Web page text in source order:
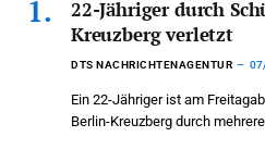
22-Jähriger durch
Kreuzberg verletzt
DTS NACHRICHTENAGENTUR
Ein 22-Jähriger ist am
Berlin-Kreuzberg durch